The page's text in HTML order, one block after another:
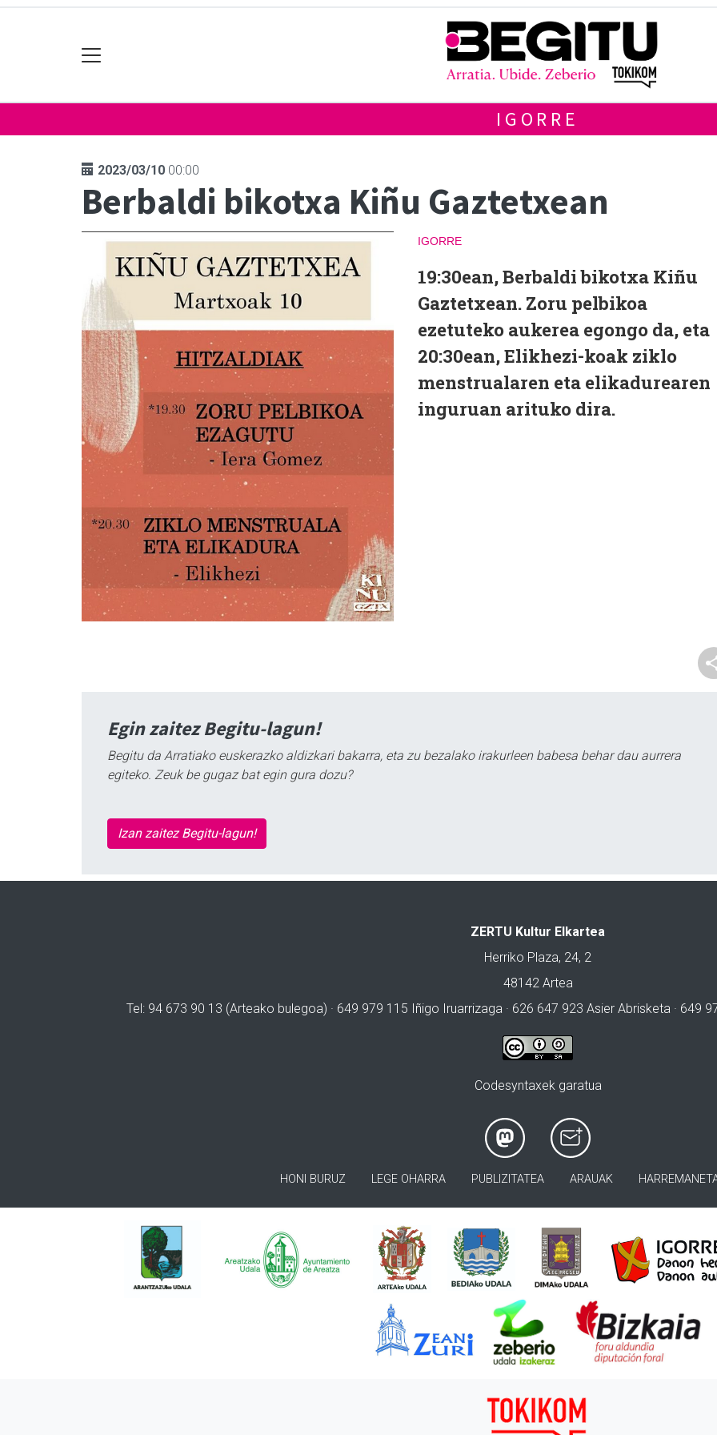
IGORRE
2023/03/10 00:00
Berbaldi bikotxa Kiñu Gaztetxean
IGORRE
19:30ean, Berbaldi bikotxa Kiñu
Gaztetxean. Zoru pelbikoa
ezetuteko aukerea egongo da, eta
20:30ean, Elikhezi-koak ziklo
menstrualaren eta elikadurearen
inguruan arituko dira.
Egin zaitez Begitu-lagun!
Begitu da Arratiako euskerazko aldizkari bakarra, eta zu bezalako irakurleen babesa behar dau aurrera
egiteko. Zeuk be gugaz bat egin gura dozu?
Izan zaitez Begitu-lagun!
ZERTU Kultur Elkartea
Herriko Plaza, 24, 2
48142 Artea
Tel: 94 673 90 13 (Arteako bulegoa) · 649 979 115 Iñigo Iruarrizaga · 626 647 923 Asier Abrisketa · 649
Codesyntaxek garatua
HONI BURUZ LEGE OHARRA PUBLIZITATEA ARAUAK